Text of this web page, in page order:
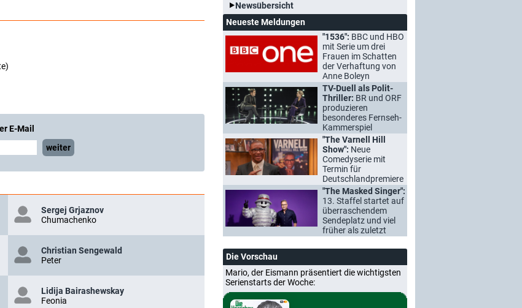
E-Mail
weiter
Sergej Grjaznov
Chumachenko
Christian Sengewald
Peter
Lidija Bairashewskay
Feonia
Newsübersicht
Neueste Meldungen
"1536": BBC und HBO
mit Serie um drei
Frauen im Schatten
der Verhaftung von
Anne Boleyn
TV-Duell als Polit-
Thriller: BR und ORF
produzieren
besonderes Fernseh-
Kammerspiel
"The Varnell Hill
Show": Neue
Comedyserie mit
Termin für
Deutschlandpremiere
"The Masked Singer":
13. Staffel startet auf
überraschendem
Sendeplatz und viel
früher als zuletzt
Die Vorschau
Mario, der Eismann präsentiert die wichtigsten
Serienstarts der Woche: